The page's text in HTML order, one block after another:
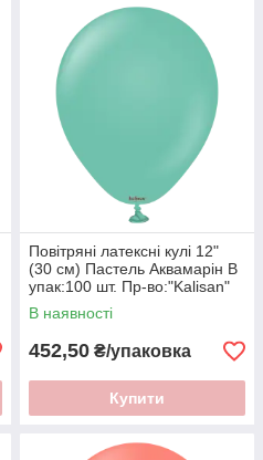
Повітряні латексні кулі 12"
(30 см) Пастель Аквамарiн В
упак:100 шт. Пр-во:"Kalisan"
Туреччина
В наявності
452,50 ₴/упаковка
Купити